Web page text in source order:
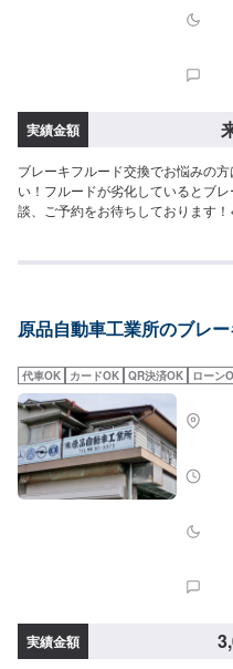
実績金額
ブレーキフルード交換でお悩みの
い！フルードが劣化しているとブ
談、ご予約をお待ちしております
原品自動車工業所のブレ
代車OK カードOK QR決済OK ローン
実績金額